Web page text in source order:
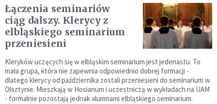
Łączenia seminariów
ciąg dalszy. Klerycy z
elbląskiego seminarium
przeniesieni
Kleryków uczących się w elbląskim seminarium jest jedenastu. To
mała grupa, która nie zapewnia odpowiednio dobrej formacji -
dlatego klerycy od października zostali przeniesieni do seminarium w
Olsztynie. Mieszkają w Hosianum i uczestniczą w wykładach na UAM
- formalnie pozostają jednak alumnami elbląskiego seminarium.